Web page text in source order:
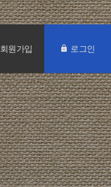
회원가입 로그인